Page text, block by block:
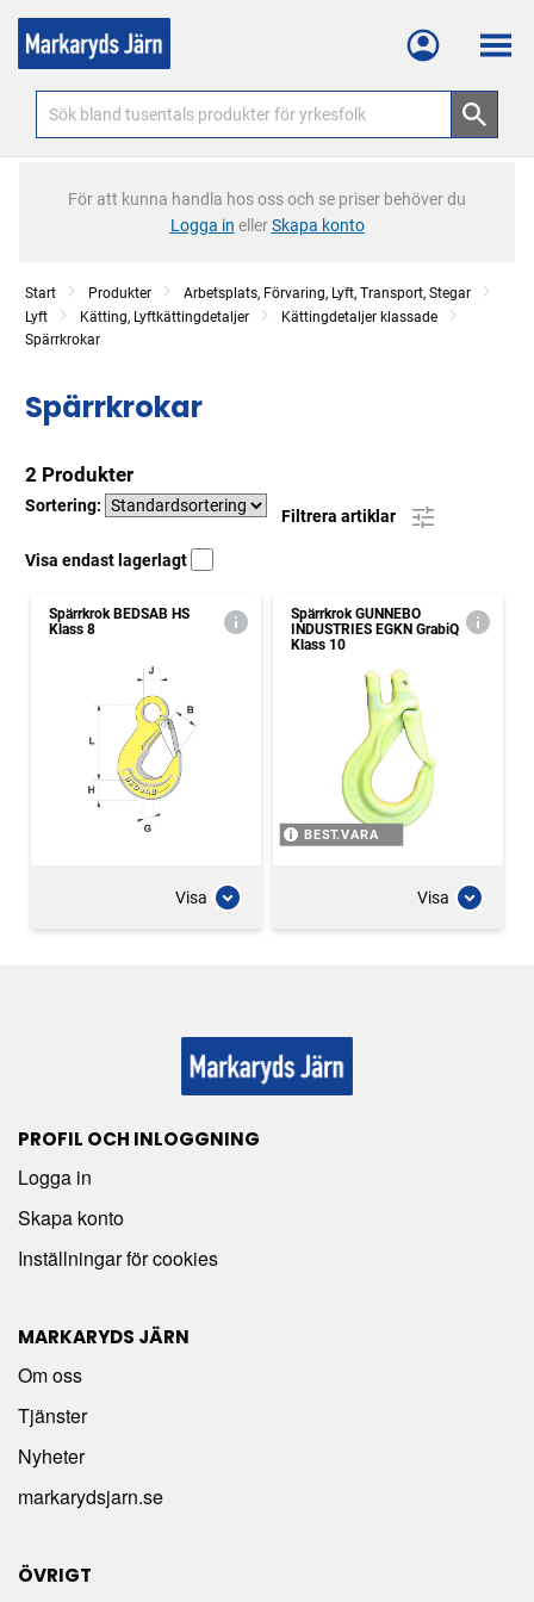
Meny
För att kunna handla hos oss och se priser behöver du
Logga in ellerSkapa konto
Start Produkter
Arbetsplats, Förvaring, Lyft, Transport, Stegar
Lyft
Kätting, Lyftkättingdetaljer
Kättingdetaljer klassade
Spärrkrokar
Spärrkrokar
2 Produkter
Sortering:
Filtrera artiklar
Visa endast lagerlagt
Spärrkrok BEDSAB HS
Klass 8
Visa
Spärrkrok GUNNEBO
INDUSTRIES EGKN GrabiQ
Klass 10
BEST.VARA
Visa
PROFIL OCH INLOGGNING
Logga in
Skapa konto
Inställningar för cookies
MARKARYDS JÄRN
Om oss
Tjänster
Nyheter
markarydsjarn.se
ÖVRIGT